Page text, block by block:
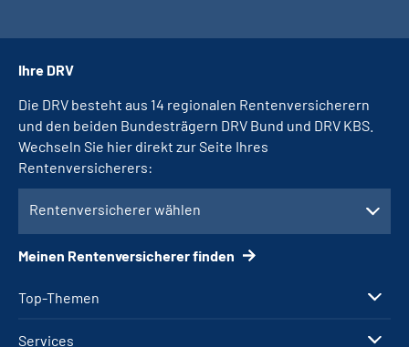
Top-Themen
Services
Ihre DRV
Die DRV besteht aus 14 regionalen Rentenversicherern
und den beiden Bundesträgern DRV Bund und DRV KBS.
Wechseln Sie hier direkt zur Seite Ihres
Rentenversicherers:
Rentenversicherer wählen
Meinen Rentenversicherer finden